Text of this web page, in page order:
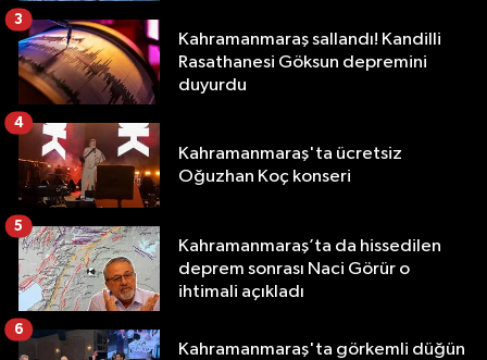
Kahramanmaraş sallandı! Kandilli
Rasathanesi Göksun depremini
duyurdu
3
Kahramanmaraş'ta ücretsiz
Oğuzhan Koç konseri
4
Kahramanmaraş’ta da hissedilen
deprem sonrası Naci Görür o
ihtimali açıkladı
5
Kahramanmaraş'ta görkemli düğün
6